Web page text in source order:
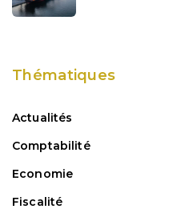
Thématiques
Actualités
Comptabilité
Economie
Fiscalité